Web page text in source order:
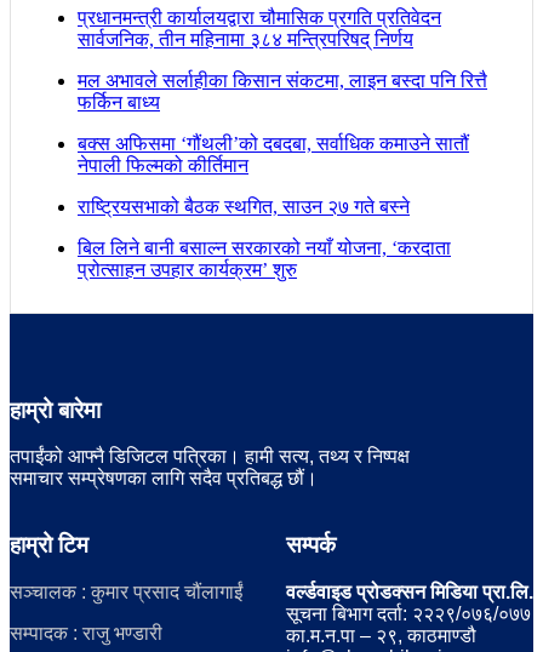
प्रधानमन्त्री कार्यालयद्वारा चौमासिक प्रगति प्रतिवेदन
सार्वजनिक, तीन महिनामा ३८४ मन्त्रिपरिषद् निर्णय
मल अभावले सर्लाहीका किसान संकटमा, लाइन बस्दा पनि रित्तै
फर्किन बाध्य
बक्स अफिसमा ‘गौंथली’को दबदबा, सर्वाधिक कमाउने सातौं
नेपाली फिल्मको कीर्तिमान
राष्ट्रियसभाको बैठक स्थगित, साउन २७ गते बस्ने
बिल लिने बानी बसाल्न सरकारको नयाँ योजना, ‘करदाता
प्रोत्साहन उपहार कार्यक्रम’ शुरु
हाम्रो बारेमा
तपाईंको आफ्नै डिजिटल पत्रिका। हामी सत्य, तथ्य र निष्पक्ष
समाचार सम्प्रेषणका लागि सदैव प्रतिबद्ध छौं।
हाम्रो टिम
सञ्चालक : कुमार प्रसाद चौंलागाईं
सम्पादक : राजु भण्डारी
सम्पर्क
वर्ल्डवाइड प्रोडक्सन मिडिया प्रा.लि.
सूचना बिभाग दर्ता: २२२९/०७६/०७७
का.म.न.पा – २९, काठमाण्डौ